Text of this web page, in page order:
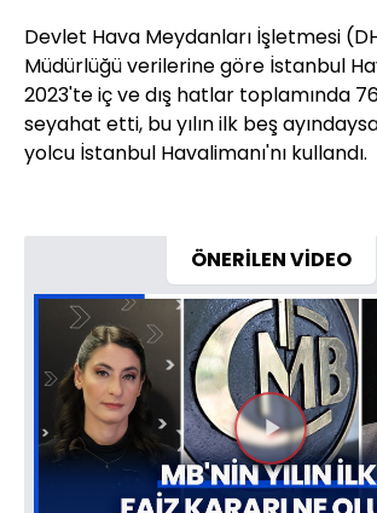
Devlet Hava Meydanları İşletmesi
Müdürlüğü verilerine göre İstanbul
2023'te iç ve dış hatlar toplamında
seyahat etti, bu yılın ilk beş
yolcu İstanbul Havalimanı'nı kullandı.
ÖNERİLEN VİDEO
Oynat